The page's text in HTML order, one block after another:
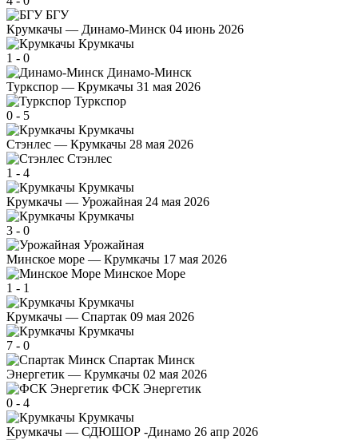
БГУ
Крумкачы — Динамо-Минск 04 июнь 2026
Крумкачы
1 - 0
Динамо-Минск
Туркспор — Крумкачы 31 мая 2026
Туркспор
0 - 5
Крумкачы
Стэнлес — Крумкачы 28 мая 2026
Стэнлес
1 - 4
Крумкачы
Крумкачы — Урожайная 24 мая 2026
Крумкачы
3 - 0
Урожайная
Минское море — Крумкачы 17 мая 2026
Минское Море
1 - 1
Крумкачы
Крумкачы — Спартак 09 мая 2026
Крумкачы
7 - 0
Спартак Минск
Энергетик — Крумкачы 02 мая 2026
ФСК Энергетик
0 - 4
Крумкачы
Крумкачы — СДЮШОР -Динамо 26 апр 2026